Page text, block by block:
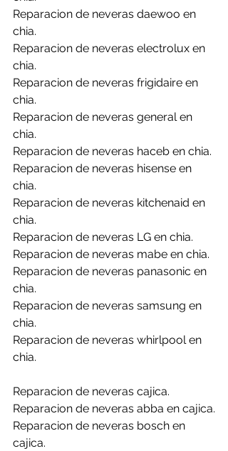
Reparacion de neveras daewoo en
chia.
Reparacion de neveras electrolux en
chia.
Reparacion de neveras frigidaire en
chia.
Reparacion de neveras general en
chia.
Reparacion de neveras haceb en chia.
Reparacion de neveras hisense en
chia.
Reparacion de neveras kitchenaid en
chia.
Reparacion de neveras LG en chia.
Reparacion de neveras mabe en chia.
Reparacion de neveras panasonic en
chia.
Reparacion de neveras samsung en
chia.
Reparacion de neveras whirlpool en
chia.
Reparacion de neveras cajica.
Reparacion de neveras abba en cajica.
Reparacion de neveras bosch en
cajica.